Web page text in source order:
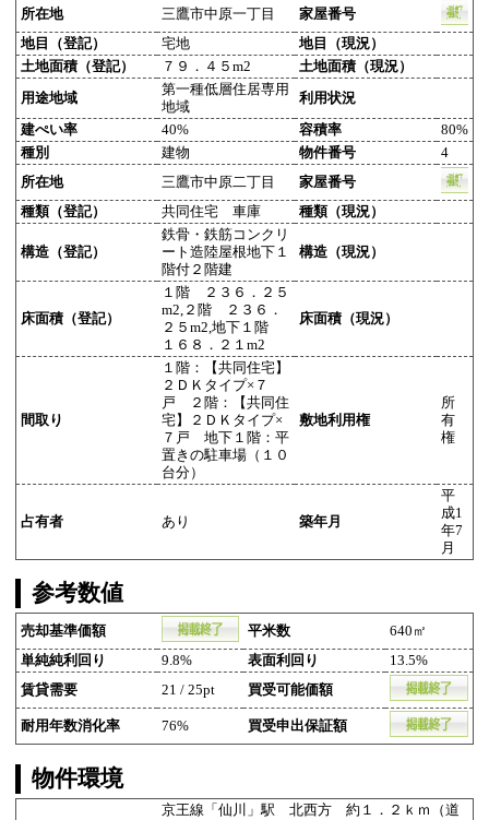
所在地
三鷹市中原一丁目
家屋番号
地目（登記）
宅地
地目（現況）
土地面積（登記）
７９．４５m2 土地面積（現況）
用途地域
第一種低層住居専用
地域
利用状況
建ぺい率 40% 容積率
80%
種別
建物 物件番号
4
所在地
三鷹市中原二丁目
家屋番号
種類（登記）
共同住宅 車庫 種類（現況）
構造（登記）
鉄骨・鉄筋コンクリ
ート造陸屋根地下１
階付２階建
構造（現況）
床面積（登記）
１階 ２３６．２５
m2,２階 ２３６．
２５m2,地下１階
１６８．２１m2
床面積（現況）
間取り
１階：【共同住宅】
２ＤＫタイプ×７
戸 ２階：【共同住
宅】２ＤＫタイプ×
７戸 地下１階：平
置きの駐車場（１０
台分）
敷地利用権
所
有
権
占有者 あり 築年月
平
成1
年7
月
参考数値
売却基準価額 平米数
640㎡
単純純利回り
9.8% 表面利回り
13.5%
賃貸需要
21 / 25pt 買受可能価額
耐用年数消化率 76% 買受申出保証額
物件環境
京王線「仙川」駅 北西方 約１．２ｋｍ（道